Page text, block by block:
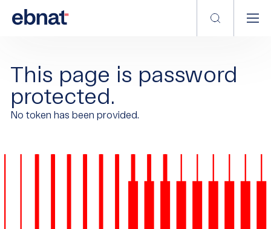
This page is password
protected.
No token has been provided.